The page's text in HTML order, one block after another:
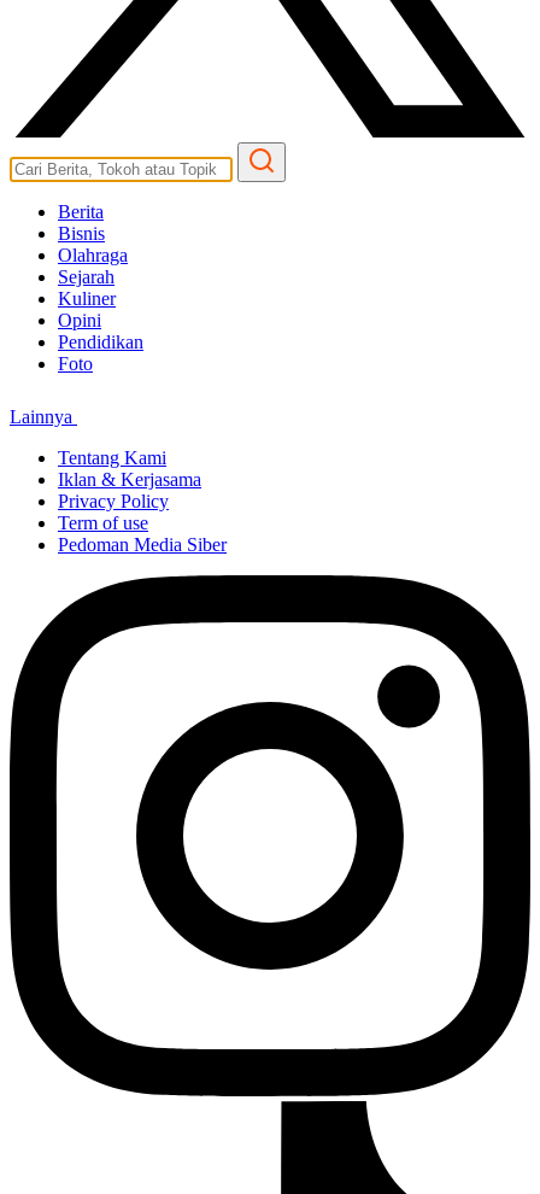
Berita
Bisnis
Olahraga
Sejarah
Kuliner
Opini
Pendidikan
Foto
Lainnya
Tentang Kami
Iklan & Kerjasama
Privacy Policy
Term of use
Pedoman Media Siber